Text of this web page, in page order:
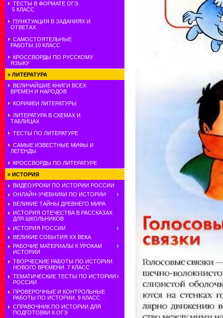
ТЕСТЫ В ФОРМАТЕ ОГЭ.
5 КЛАСС
ПУНКТУАЦИЯ В ЗАДАНИЯХ И
ОТВЕТАХ
САМОСТОЯТЕЛЬНЫЕ
РАБОТЫ.10 КЛАСС
КРОССВОРДЫ ПО РУССКОМУ
ЯЗЫКУ
» ЛИТЕРАТУРА
ВЕЛИЧАЙШИЕ КНИГИ ВСЕХ
ВРЕМЕН И НАРОДОВ
КОРИФЕИ ЛИТЕРАТУРЫ
ЛИТЕРАТУРА В СХЕМАХ И
ТАБЛИЦАХ
ТЕСТЫ ПО ЛИТЕРАТУРЕ
САМЫЕ ИЗВЕСТНЫЕ МИФЫ И
ЛЕГЕНДЫ
КРОССВОРДЫ ПО ЛИТЕРАТУРЕ
» ИСТОРИЯ
ВИДЕОУРОКИ ПО ИСТОРИИ РОССИИ
ОНЛАЙН-УЧЕБНИКИ ПО ИСТОРИИ
ВЕЛИКИЕ ТАЙНЫ ДРЕВНЕГО МИРА
ИСТОРИЯ ОТЕЧЕСТВА В РАССКАЗАХ
ДЛЯ ШКОЛЬНИКОВ
ИСТОРИЯ РОССИИ
ВЕЛИКИЕ СОБЫТИЯ ХХ ВЕКА
РАБОЧИЕ МАТЕРИАЛЫ К УРОКАМ
ИСТОРИИ
ТВОРЧЕСКИЕ РАБОТЫ ПО ИСТОРИИ
НОВОГО ВРЕМЕНИ. 7 КЛАСС
ТЕМАТИЧЕСКИЕ ТЕСТЫ ПО ИСТОРИИ
РОССИИ
ПРОВЕРОЧНЫЕ И КОНТРОЛЬНЫЕ
РАБОТЫ ПО ИСТОРИИ. 9 КЛАСС
СПРАВОЧНИК ПО ИСТОРИИ ДЛЯ
ПОДГОТОВКИ К ОГЭ